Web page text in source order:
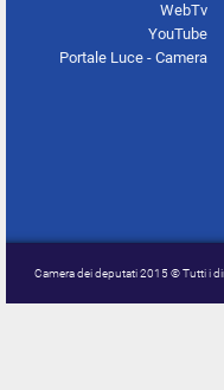
WebTv
YouTube
Portale Luce - Camera
Camera dei deputati 2015 © Tutti i